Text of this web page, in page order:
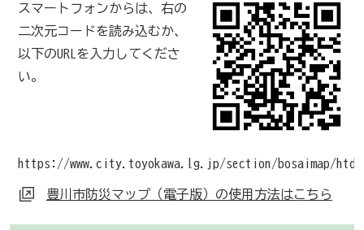
スマートフォンからは、右の
二次元コードを読み込むか、
以下のURLを入力してくださ
い。
https://www.city.toyokawa.lg.jp/section/bosaimap/
豊川市防災マップ（電子版）の使用方法はこちら